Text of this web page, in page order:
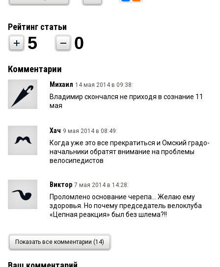
Рейтинг статьи
5 0
Комментарии
Михаил 14 мая 2014 в 09:38:
Владимир скончался не приходя в сознание 11
мая
Хач 9 мая 2014 в 08:49:
Когда уже это все прекратиться и Омский градо-
начальники обратят внимание на проблемы
велосипедистов
Виктор 7 мая 2014 в 14:28:
Проломлено основание черепа... Желаю ему
здоровья. Но почему председатель велоклуба
«Цепная реакция» был без шлема?!!
киви 7 мая 2014 в 10:48:
Желаю обоим выздоровления. Улица там узкая.
Показать все комментарии (14)